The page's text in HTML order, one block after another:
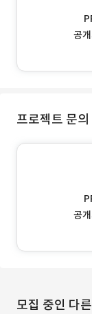
공
프로젝트 문의
공
모집 중인 다